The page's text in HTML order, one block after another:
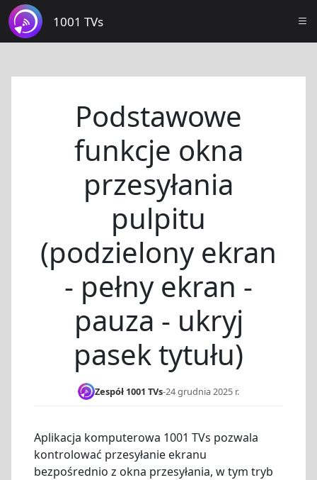
1001 TVs
Podstawowe
funkcje okna
przesyłania
pulpitu
(podzielony ekran
- pełny ekran -
pauza - ukryj
pasek tytułu)
Zespół 1001 TVs-24 grudnia 2025 r.
Aplikacja komputerowa 1001 TVs pozwala
kontrolować przesyłanie ekranu
bezpośrednio z okna przesyłania, w tym tryb